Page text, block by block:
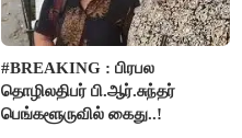
#BREAKING : பிரபல
தொழிலதிபர் பி.ஆர்.சுந்தர்
பெங்களூருவில் கைது..!